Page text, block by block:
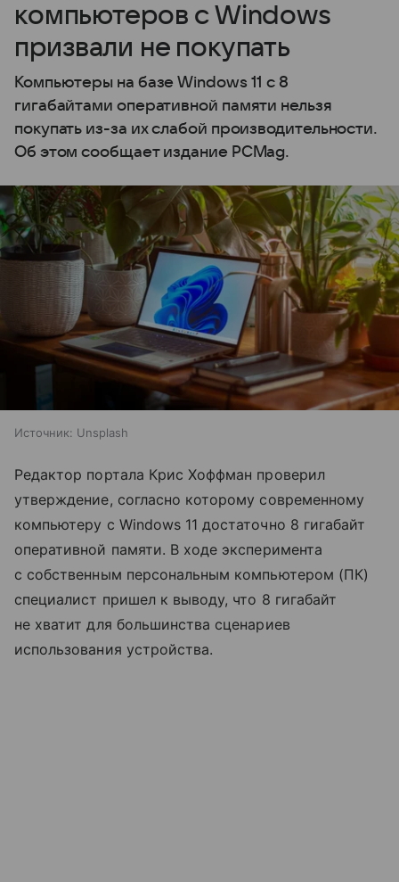
компьютеров с Windows
призвали не покупать
Компьютеры на базе Windows 11 c 8
гигабайтами оперативной памяти нельзя
покупать из-за их слабой производительности.
Об этом сообщает издание PCMag.
Источник: Unsplash
Редактор портала Крис Хоффман проверил
утверждение, согласно которому современному
компьютеру с Windows 11 достаточно 8 гигабайт
оперативной памяти. В ходе эксперимента
с собственным персональным компьютером (ПК)
специалист пришел к выводу, что 8 гигабайт
не хватит для большинства сценариев
использования устройства.